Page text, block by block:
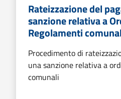
Rateizzazione del
sanzione relativa a
Regolamenti
Procedimento di
una sanzione relativa a
comunali